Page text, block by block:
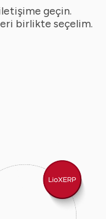
geçin.
birlikte seçelim.